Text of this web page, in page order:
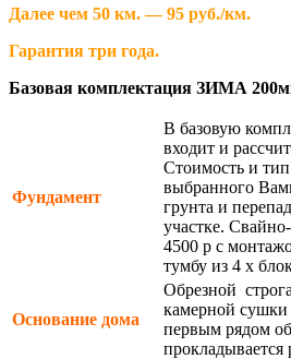
Далее чем 50 км. — 95 руб./км.
Гарантия три года.
Базовая комплектация ЗИМА
Фундамент
В базовую
входит и
Стоимость и
выбранного
грунта и
участке.
4500 р с
тумбу из 4 х
Основание дома
Обрезной
камерной
первым рядом
прокладывается